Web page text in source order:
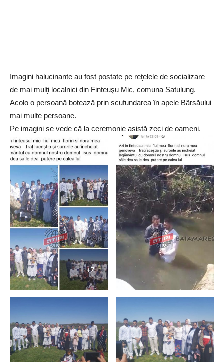
Imagini halucinante au fost postate pe reţelele de socializare
de mai mulţi localnici din Finteuşu Mic, comuna Satulung.
Acolo o persoană botează prin scufundarea în apele Bârsăului
mai multe persoane.
Pe imagini se vede că la ceremonie asistă zeci de oameni.